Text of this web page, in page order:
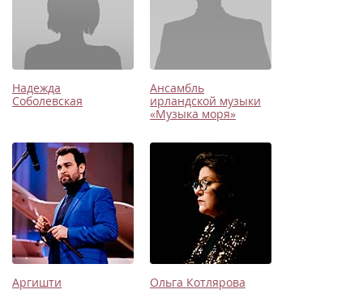
Надежда
Соболевская
Ансамбль
ирландской музыки
«Музыка моря»
Аргишти Ольга Котлярова